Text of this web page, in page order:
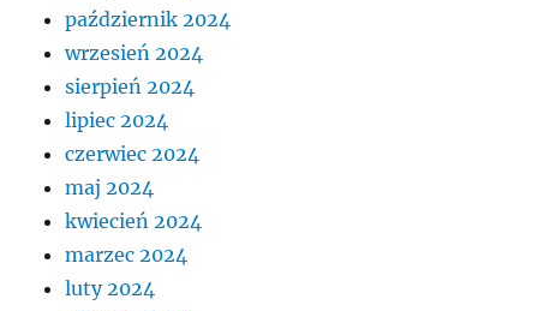
październik 2024
wrzesień 2024
sierpień 2024
lipiec 2024
czerwiec 2024
maj 2024
kwiecień 2024
marzec 2024
luty 2024